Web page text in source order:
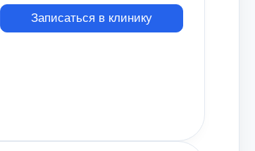
Записаться в клинику